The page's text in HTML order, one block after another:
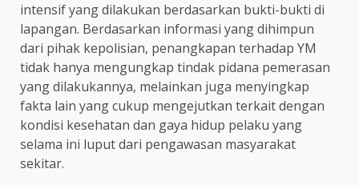
intensif yang dilakukan berdasarkan bukti-bukti di
lapangan. Berdasarkan informasi yang dihimpun
dari pihak kepolisian, penangkapan terhadap YM
tidak hanya mengungkap tindak pidana pemerasan
yang dilakukannya, melainkan juga menyingkap
fakta lain yang cukup mengejutkan terkait dengan
kondisi kesehatan dan gaya hidup pelaku yang
selama ini luput dari pengawasan masyarakat
sekitar.